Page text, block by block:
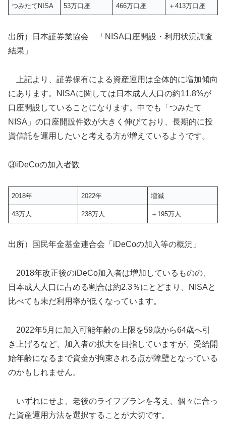
つみたてNISA 53万口座 466万口座 ＋413万口座
出所）日本証券業協会 「NISA口座開設・利用状況調査
結果」
上記より、証券保有による資産運用は全体的に増加傾向
にあります。NISAに関しては日本成人人口の約11.8%が
口座開設していることになります。中でも「つみたて
NISA」の口座開設件数が大きく伸びており、長期的に投
資信託を運用したいと考える方が増えているようです。
③iDeCoの加入者数
2018年 2022年 増減
43万人 238万人 ＋195万人
出所）国民年金基金連合会「iDeCoの加入等の概況」
2018年改正後のiDeCo加入者は増加しているものの、
日本成人人口に占める割合は約2.3％にとどまり、NISAと
比べても未だ利用率が低くなっています。
2022年5月に加入可能年齢の上限を59歳から64歳へ引
き上げるなど、加入者の拡大を目指していますが、受給開
始年齢になるまで資金が拘束される点が障壁となっている
のかもしれません。
いずれにせよ、老後のライフプランを考え、個々に合っ
た資産運用方法を選択することが大切です。